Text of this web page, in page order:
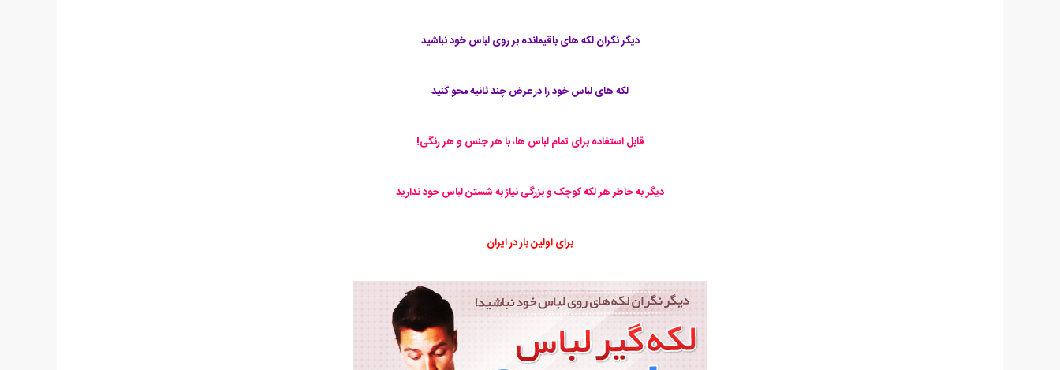
دیگر نگران لکه های باقیمانده بر روی لباس خود نباشید
لکه های لباس خود را در عرض چند ثانیه محو کنید
قابل استفاده برای تمام لباس ها، با هر جنس و هر رنگی!
دیگر به خاطر هر لکه کوچک و بزرگی نیاز به شستن لباس خود ندارید
برای اولین بار در ایران